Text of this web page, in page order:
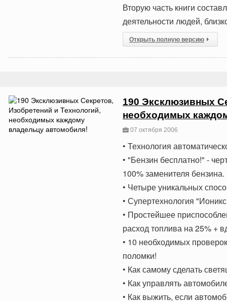
Вторую часть книги
деятельности людей,
Открыть полную версию
190 Эксклюзивных
необходимых
07 октября 2006
• Технология
• "Бензин бесплатно!" -
100% заменителя бензина.
• Четыре уникальных
• Супертехнология
• Простейшее
расход топлива на 25% +
• 10 необходимых
поломки!
• Как самому сделать
• Как управлять
• Как выжить, если